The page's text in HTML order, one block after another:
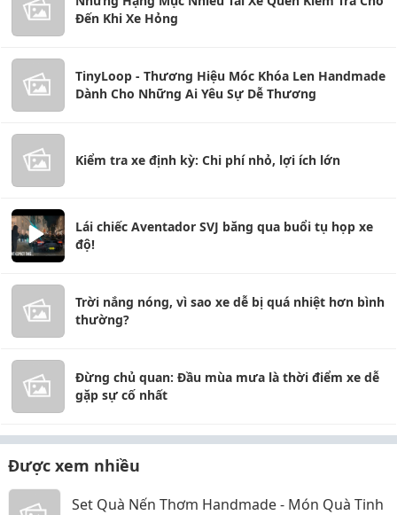
Đến Khi Xe Hỏng
TinyLoop - Thương Hiệu Móc Khóa Len Handmade
Dành Cho Những Ai Yêu Sự Dễ Thương
Kiểm tra xe định kỳ: Chi phí nhỏ, lợi ích lớn
Lái chiếc Aventador SVJ băng qua buổi tụ họp xe
độ!
Trời nắng nóng, vì sao xe dễ bị quá nhiệt hơn bình
thường?
Đừng chủ quan: Đầu mùa mưa là thời điểm xe dễ
gặp sự cố nhất
Được xem nhiều
Set Quà Nến Thơm Handmade - Món Quà Tinh